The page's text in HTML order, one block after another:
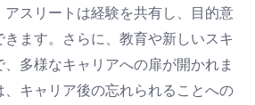
アスリートは経験を共有し、目的意
ます。さらに、教育や新しいスキ
多様なキャリアへの扉が開かれま
キャリア後の忘れられることへの